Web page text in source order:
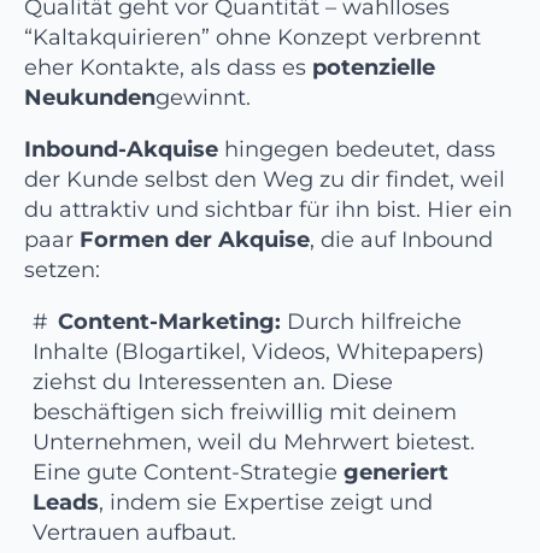
Qualität geht vor Quantität – wahlloses
“Kaltakquirieren” ohne Konzept verbrennt
eher Kontakte, als dass es potenzielle
Neukundengewinnt.
Inbound-Akquise hingegen bedeutet, dass
der Kunde selbst den Weg zu dir findet, weil
du attraktiv und sichtbar für ihn bist. Hier ein
paar Formen der Akquise, die auf Inbound
setzen:
Content-Marketing: Durch hilfreiche
Inhalte (Blogartikel, Videos, Whitepapers)
ziehst du Interessenten an. Diese
beschäftigen sich freiwillig mit deinem
Unternehmen, weil du Mehrwert bietest.
Eine gute Content-Strategie generiert
Leads, indem sie Expertise zeigt und
Vertrauen aufbaut.